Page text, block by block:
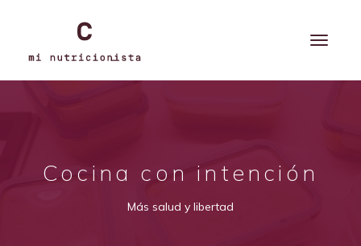
Cocina con intención
Más salud y libertad